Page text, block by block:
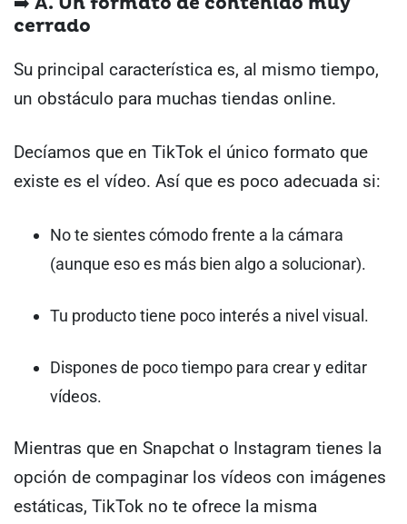
cerrado
Su principal característica es, al mismo tiempo,
un obstáculo para muchas tiendas online.
Decíamos que en TikTok el único formato que
existe es el vídeo. Así que es poco adecuada si:
No te sientes cómodo frente a la cámara
(aunque eso es más bien algo a solucionar).
Tu producto tiene poco interés a nivel visual.
Dispones de poco tiempo para crear y editar
vídeos.
Mientras que en Snapchat o Instagram tienes la
opción de compaginar los vídeos con imágenes
estáticas, TikTok no te ofrece la misma